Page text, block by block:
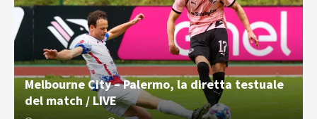
Melbourne City – Palermo, la diretta testuale
del match / LIVE